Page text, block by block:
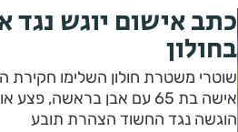
כתב אישום יוגש
בחולון
שוטרי משטרת חולון השלימו חקירת
אישה בת 65 עם אבן
הוגשה נגד החשוד הצהרת תובע